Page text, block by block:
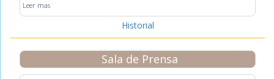
Leer mas
Historial
Sala de Prensa